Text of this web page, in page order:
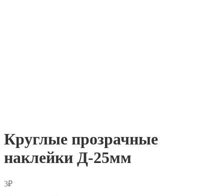
Круглые прозрачные
наклейки Д-25мм
3₽